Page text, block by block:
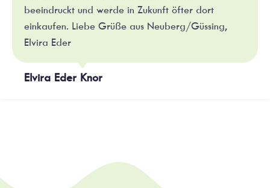
beeindruckt und werde in Zukunft öfter dort
einkaufen. Liebe Grüße aus Neuberg/Güssing,
Elvira Eder
Elvira Eder Knor